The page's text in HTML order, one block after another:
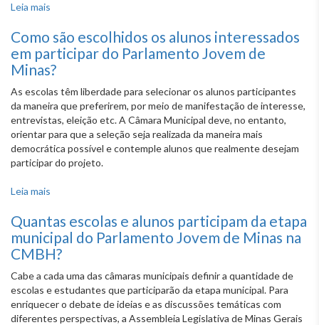
Leia mais
Como são escolhidos os alunos interessados
em participar do Parlamento Jovem de
Minas?
As escolas têm liberdade para selecionar os alunos participantes
da maneira que preferirem, por meio de manifestação de interesse,
entrevistas, eleição etc. A Câmara Municipal deve, no entanto,
orientar para que a seleção seja realizada da maneira mais
democrática possível e contemple alunos que realmente desejam
participar do projeto.
Leia mais
Quantas escolas e alunos participam da etapa
municipal do Parlamento Jovem de Minas na
CMBH?
Cabe a cada uma das câmaras municipais definir a quantidade de
escolas e estudantes que participarão da etapa municipal. Para
enriquecer o debate de ideias e as discussões temáticas com
diferentes perspectivas, a Assembleia Legislativa de Minas Gerais